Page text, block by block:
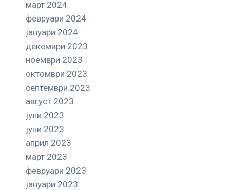
март 2024
февруари 2024
јануари 2024
декември 2023
ноември 2023
октомври 2023
септември 2023
август 2023
јули 2023
јуни 2023
април 2023
март 2023
февруари 2023
јануари 2023